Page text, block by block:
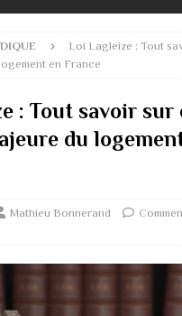
Loi Lagleize : Tout
en France
: Tout savoir sur
du
Mathieu Bonnerand